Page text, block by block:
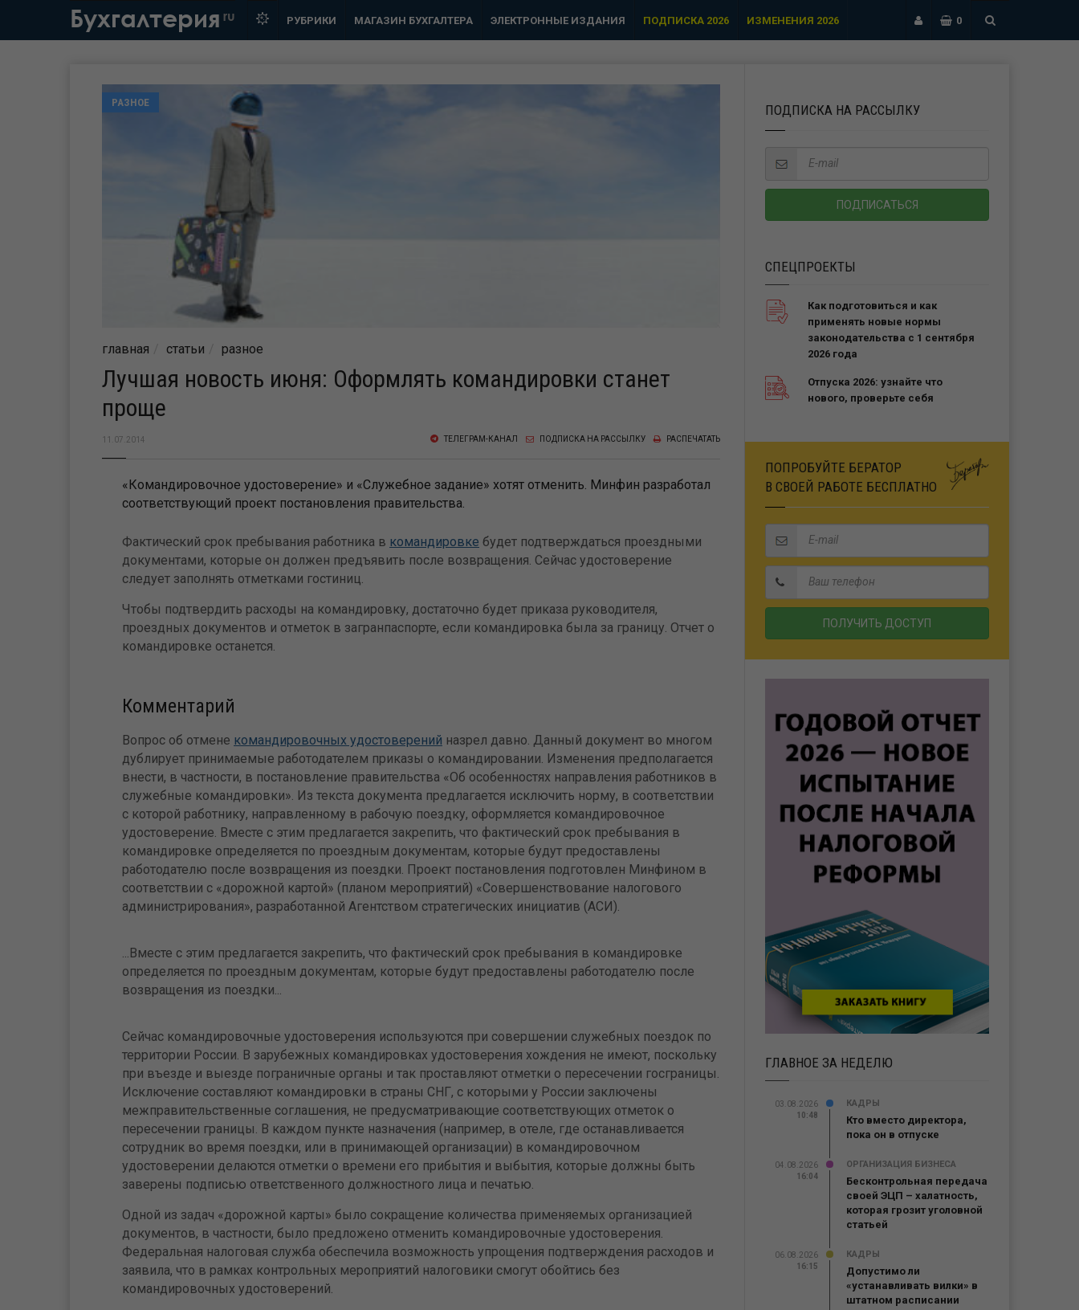
Бухгалтерия ru РУБРИКИ МАГАЗИН БУХГАЛТЕРА ЭЛЕКТРОННЫЕ ИЗДАНИЯ ПОДПИСКА 2026 ИЗМЕНЕНИЯ 2026 0
РАЗНОЕ
главная статьи разное
Лучшая новость июня: Оформлять командировки станет
проще
11.07.2014 РАСПЕЧАТАТЬ
ПОДПИСКА НА РАССЫЛКУ
ТЕЛЕГРАМ-КАНАЛ
«Командировочное удостоверение» и «Служебное задание» хотят отменить. Минфин разработал
соответствующий проект постановления правительства.
Фактический срок пребывания работника в командировке будет подтверждаться проездными
документами, которые он должен предъявить после возвращения. Сейчас удостоверение
следует заполнять отметками гостиниц.
Чтобы подтвердить расходы на командировку, достаточно будет приказа руководителя,
проездных документов и отметок в загранпаспорте, если командировка была за границу. Отчет о
командировке останется.
Комментарий
Вопрос об отмене командировочных удостоверений назрел давно. Данный документ во многом
дублирует принимаемые работодателем приказы о командировании. Изменения предполагается
внести, в частности, в постановление правительства «Об особенностях направления работников в
служебные командировки». Из текста документа предлагается исключить норму, в соответствии
с которой работнику, направленному в рабочую поездку, оформляется командировочное
удостоверение. Вместе с этим предлагается закрепить, что фактический срок пребывания в
командировке определяется по проездным документам, которые будут предоставлены
работодателю после возвращения из поездки. Проект постановления подготовлен Минфином в
соответствии с «дорожной картой» (планом мероприятий) «Совершенствование налогового
администрирования», разработанной Агентством стратегических инициатив (АСИ).
...Вместе с этим предлагается закрепить, что фактический срок пребывания в командировке
определяется по проездным документам, которые будут предоставлены работодателю после
возвращения из поездки...
Сейчас командировочные удостоверения используются при совершении служебных поездок по
территории России. В зарубежных командировках удостоверения хождения не имеют, поскольку
при въезде и выезде пограничные органы и так проставляют отметки о пересечении госграницы.
Исключение составляют командировки в страны СНГ, с которыми у России заключены
межправительственные соглашения, не предусматривающие соответствующих отметок о
пересечении границы. В каждом пункте назначения (например, в отеле, где останавливается
сотрудник во время поездки, или в принимающей организации) в командировочном
удостоверении делаются отметки о времени его прибытия и выбытия, которые должны быть
заверены подписью ответственного должностного лица и печатью.
Одной из задач «дорожной карты» было сокращение количества применяемых организацией
документов, в частности, было предложено отменить командировочные удостоверения.
Федеральная налоговая служба обеспечила возможность упрощения подтверждения расходов и
заявила, что в рамках контрольных мероприятий налоговики смогут обойтись без
командировочных удостоверений.
ПОДПИСКА НА РАССЫЛКУ
СПЕЦПРОЕКТЫ
Как подготовиться и как
применять новые нормы
законодательства с 1 сентября
2026 года
Отпуска 2026: узнайте что
нового, проверьте себя
ПОПРОБУЙТЕ БЕРАТОР
В СВОЕЙ РАБОТЕ БЕСПЛАТНО
ГЛАВНОЕ ЗА НЕДЕЛЮ
03.08.2026
10:48
КАДРЫ
Кто вместо директора,
пока он в отпуске
04.08.2026
16:04
ОРГАНИЗАЦИЯ БИЗНЕСА
Бесконтрольная передача
своей ЭЦП – халатность,
которая грозит уголовной
статьей
06.08.2026
16:15
КАДРЫ
Допустимо ли
«устанавливать вилки» в
штатном расписании